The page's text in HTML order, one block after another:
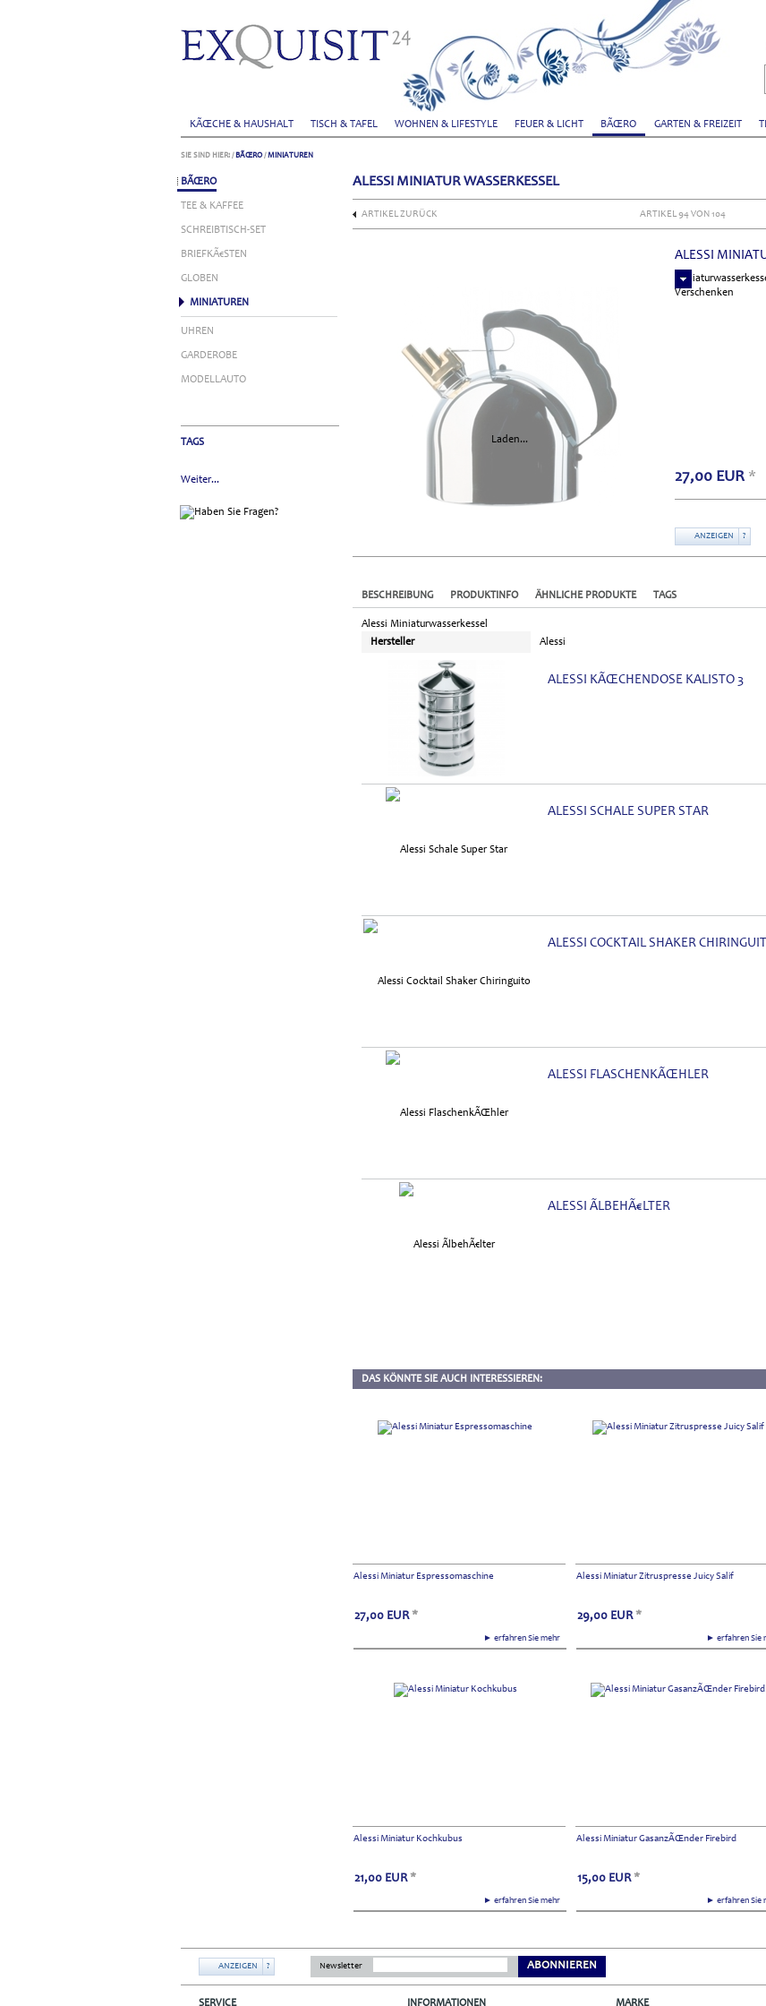
KÃŒCHE & HAUSHALT TISCH & TAFEL WOHNEN & LIFESTYLE FEUER & LICHT BÃŒRO GARTEN & FREIZEIT
SIE SIND HIER: / BÃŒRO/MINIATUREN
BÃŒRO
TEE & KAFFEE
SCHREIBTISCH-SET
BRIEFKÃ€STEN
GLOBEN
MINIATUREN
UHREN
GARDEROBE
MODELLAUTO
TAGS
Weiter...
ALESSI MINIATUR WASSERKESSEL
ARTIKEL ZURÜCK ARTIKEL 94 VON 104
Laden...
ALESSI
Verschenken
27,00 EUR *
ANZEIGEN ?
BESCHREIBUNG PRODUKTINFO ÄHNLICHE PRODUKTE TAGS
Alessi Miniaturwasserkessel
Hersteller
Alessi
ALESSI KÃŒCHENDOSE KALISTO 3
ALESSI SCHALE SUPER STAR
ALESSI COCKTAIL SHAKER
ALESSI FLASCHENKÃŒHLER
ALESSI ÃLBEHÃ€LTER
DAS KÖNNTE SIE AUCH INTERESSIEREN:
Alessi Miniatur Espressomaschine
► erfahren Sie mehr
27,00 EUR *
Alessi Miniatur Zitruspresse Juicy Salif
► erfahren Sie
29,00 EUR *
Alessi Miniatur Kochkubus
► erfahren Sie mehr
21,00 EUR *
Alessi Miniatur GasanzÃŒnder Firebird
► erfahren Sie
15,00 EUR *
ANZEIGEN ? Newsletter ABONNIEREN
SERVICE INFORMATIONEN MARKE